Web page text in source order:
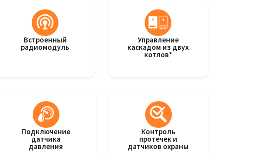
Встроенный
радиомодуль
Управление
каскадом из двух
котлов*
Подключение
датчика
давления
Контроль
протечек и
датчиков охраны